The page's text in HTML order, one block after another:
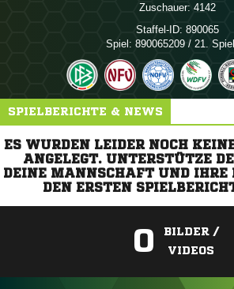
Zuschauer: 4142
Staffel-ID: 890065
Spiel: 890065209 / 21.
SPIELBERICHTE & NEWS
ES WURDEN LEIDER NOCH
ANGELEGT. UNTERSTÜTZE
DEINE MANNSCHAFT UND IHRE
DEN ERSTEN
0
BILDER /
VIDEOS